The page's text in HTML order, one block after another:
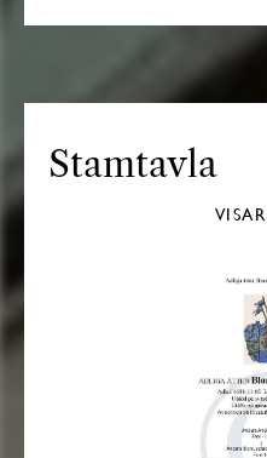
Stamtavla
VISAR